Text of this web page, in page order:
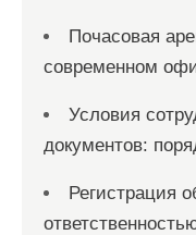
Почасовая
современном
Условия
документов:
Регистрация